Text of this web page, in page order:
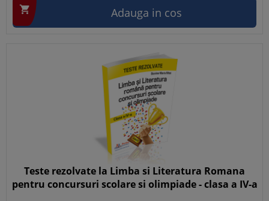
 Adauga in cos
Teste rezolvate la Limba si Literatura Romana
pentru concursuri scolare si olimpiade - clasa a IV-a